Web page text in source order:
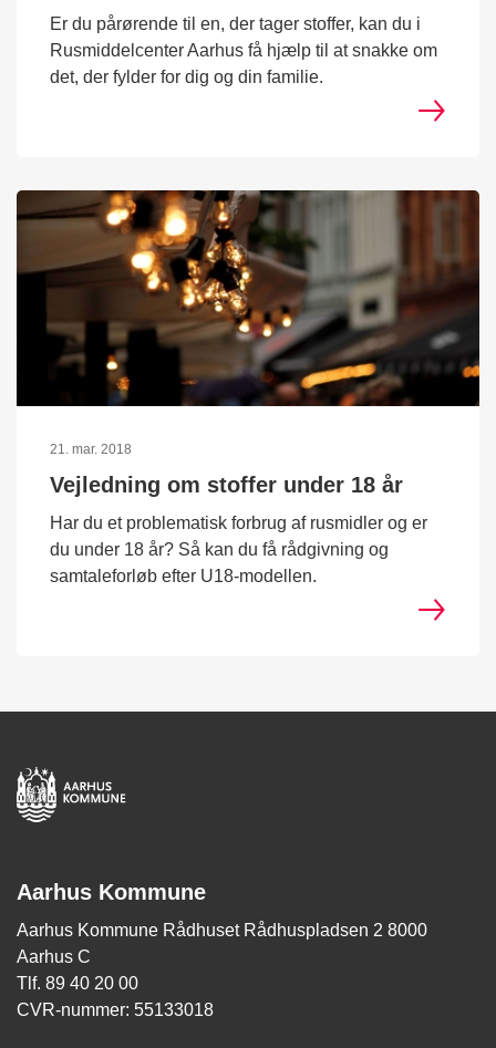
Er du pårørende til en, der tager stoffer, kan du i
Rusmiddelcenter Aarhus få hjælp til at snakke om
det, der fylder for dig og din familie.
21. mar. 2018
Vejledning om stoffer under 18 år
Har du et problematisk forbrug af rusmidler og er
du under 18 år? Så kan du få rådgivning og
samtaleforløb efter U18-modellen.
Aarhus Kommune
Aarhus Kommune Rådhuset Rådhuspladsen 2 8000
Aarhus C
Tlf. 89 40 20 00
CVR-nummer: 55133018